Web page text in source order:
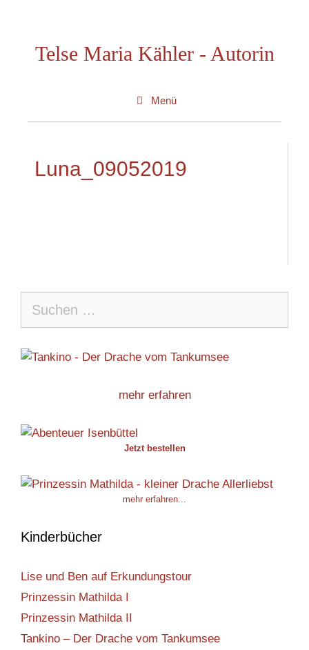
springenTelse Maria Kähler - Autorin
Menü
Luna_09052019
nach:
mehr erfahren
Jetzt bestellen
mehr erfahren...
Kinderbücher
Lise und Ben auf Erkundungstour
Prinzessin Mathilda I
Prinzessin Mathilda II
Tankino – Der Drache vom Tankumsee